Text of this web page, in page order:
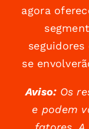
agora
se
Aviso:Os
e podem